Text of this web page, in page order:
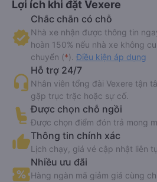
Lợi ích khi đặt Vexere
Chắc chắn có chỗ
Nhà xe nhận được thông tin
hoàn 150% nếu nhà xe không
chuyển (*). Điều kiện áp dụng
Hỗ trợ 24/7
Nhân viên tổng đài Vexere tận
gặp trục trặc hoặc sự cố.
Được chọn chỗ ngồi
Được chọn điểm đón trả mong
Thông tin chính xác
Lịch chạy, giá vé cập nhật liên
Nhiều ưu đãi
Hàng ngàn mã giảm giá cùng